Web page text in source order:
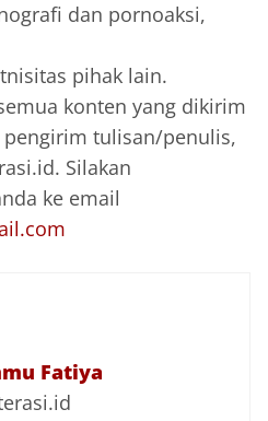
dan pornoaksi,
pihak lain.
konten yang dikirim
pengirim tulisan/penulis,
Silakan
ke email
Fatiya